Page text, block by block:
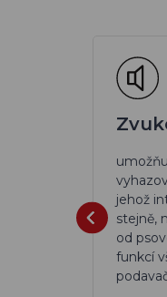
jehož
stejně,
od
funkcí